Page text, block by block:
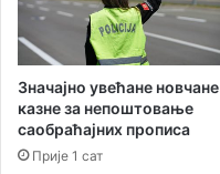
Значајно увећане новчане
казне за непоштовање
саобраћајних прописа
Прије 1 сат